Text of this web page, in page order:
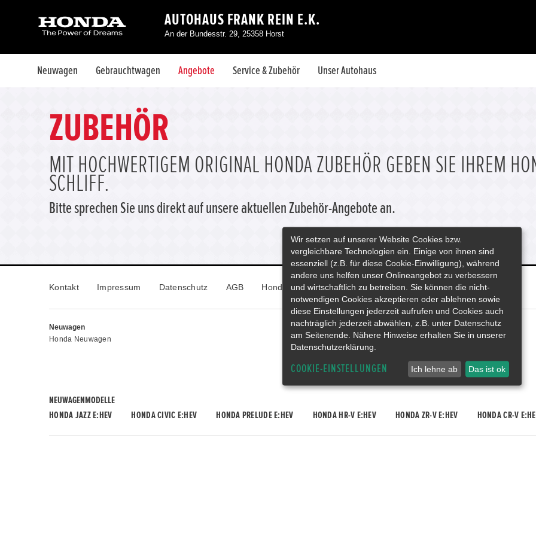
AUTOHAUS FRANK REIN E.K.
An der Bundesstr. 29, 25358 Horst
Neuwagen Gebrauchtwagen Angebote Service & Zubehör Unser Autohaus
ZUBEHÖR
MIT HOCHWERTIGEM ORIGINAL HONDA ZUBEHÖR GEBEN SIE IHREM
SCHLIFF.
Bitte sprechen Sie uns direkt auf unsere aktuellen Zubehör-Angebote an.
Kontakt Impressum Datenschutz AGB Honda Deutschland
Neuwagen
Honda Neuwagen
Gebrauchtwagen
Honda Gebrauchtwagen
Honda Vorführwagen
Gesamtbestand
NEUWAGENMODELLE
HONDA JAZZ E:HEV
HONDA CIVIC E:HEV HONDA PRELUDE E:HEV HONDA HR-V E:HEV HONDA ZR-V E:HEV HONDA CR-V
Wir setzen auf unserer Website Cookies bzw.
vergleichbare Technologien ein. Einige von ihnen sind
essenziell (z.B. für diese Cookie-Einwilligung), während
andere uns helfen unser Onlineangebot zu verbessern
und wirtschaftlich zu betreiben. Sie können die nicht-
notwendigen Cookies akzeptieren oder ablehnen sowie
diese Einstellungen jederzeit aufrufen und Cookies auch
nachträglich jederzeit abwählen, z.B. unter Datenschutz
am Seitenende. Nähere Hinweise erhalten Sie in unserer
Datenschutzerklärung.
COOKIE-EINSTELLUNGEN Ich lehne ab Das ist ok